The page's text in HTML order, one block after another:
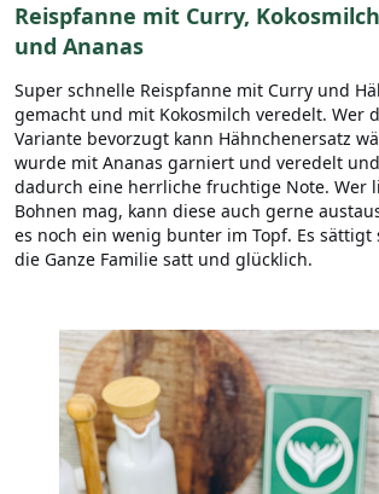
Reispfanne mit Curry,
und Ananas
Super schnelle Reispfanne mit Curry und
gemacht und mit Kokosmilch veredelt. Wer
Variante bevorzugt kann Hähnchenersatz
wurde mit Ananas garniert und veredelt
dadurch eine herrliche fruchtige Note. Wer
Bohnen mag, kann diese auch gerne
es noch ein wenig bunter im Topf. Es
die Ganze Familie satt und glücklich.